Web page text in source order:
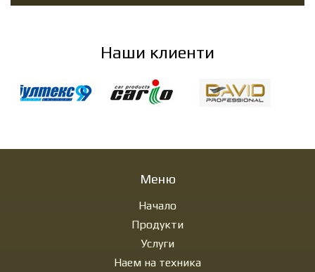
Наши клиенти
Меню
Начало
Продукти
Услуги
Наем на техника